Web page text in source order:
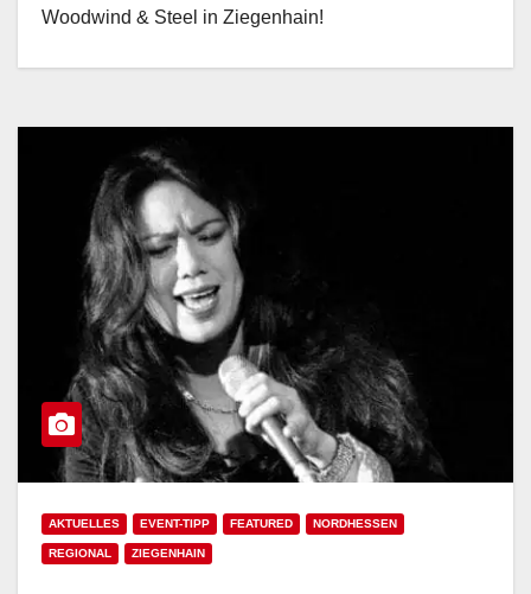
Woodwind & Steel in Ziegenhain!
AKTUELLES EVENT-TIPP FEATURED NORDHESSEN
REGIONAL ZIEGENHAIN